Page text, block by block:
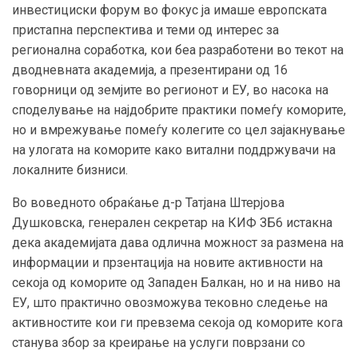
инвестициски форум во фокус ја имаше европската
пристапна перспектива и теми од интерес за
регионална соработка, кои беа разработени во текот на
дводневната академија, а презентирани од 16
говорници од земјите во регионот и ЕУ, во насока на
споделување на најдобрите практики помеѓу коморите,
но и вмрежување помеѓу колегите со цел зајакнување
на улогата на коморите како витални поддржувачи на
локалните бизниси.
Во воведното обраќање д-р Татјана Штерјова
Душковска, генерален секретар на КИФ ЗБ6 истакна
дека академијата дава одлична можност за размена на
информации и прзентација на новите активности на
секоја од коморите од Западен Балкан, но и на ниво на
ЕУ, што практично овозможува тековно следење на
активностите кои ги превзема секоја од коморите кога
станува збор за креирање на услуги поврзани со